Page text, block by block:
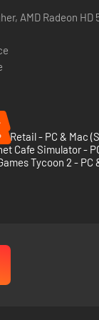
fabriek
op het werk? Huur
en ze
voordeel te
voordat je deze
AMD Radeon HD
Retail - PC & Mac
Cafe Simulator -
Tycoon 2 - PC